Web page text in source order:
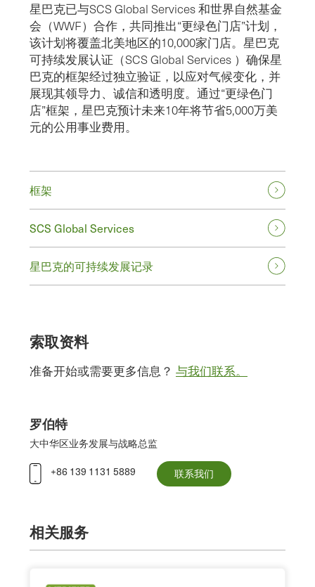
星巴克已与SCS Global Services 和世界自然基金
会（WWF）合作，共同推出“更绿色门店”计划，
该计划将覆盖北美地区的10,000家门店。星巴克
可持续发展认证（SCS Global Services ）确保星
巴克的框架经过独立验证，以应对气候变化，并
展现其领导力、诚信和透明度。通过“更绿色门
店”框架，星巴克预计未来10年将节省5,000万美
元的公用事业费用。
框架
SCS Global Services
星巴克的可持续发展记录
索取资料
准备开始或需要更多信息？ 与我们联系。
罗伯特
大中华区业务发展与战略总监
+86 139 1131 5889
联系我们
相关服务